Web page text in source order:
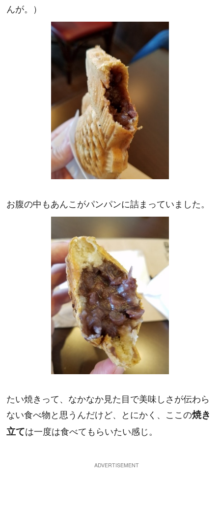
んが。）
お腹の中もあんこがパンパンに詰まっていました。
たい焼きって、なかなか見た目で美味しさが伝わら
ない食べ物と思うんだけど、とにかく、ここの焼き
立ては一度は食べてもらいたい感じ。